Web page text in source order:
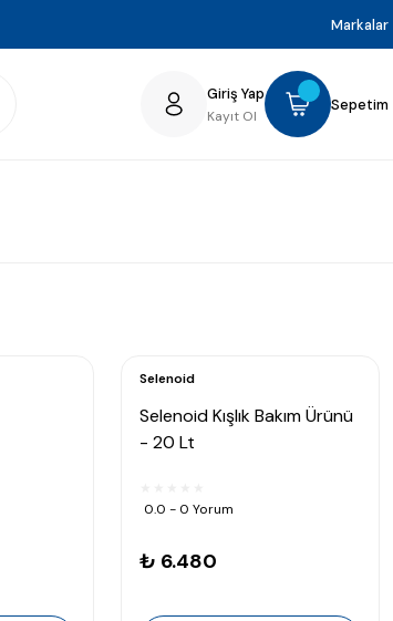
Markalar
Giriş Yap
Kayıt Ol
Sepetim
Selenoid
Selenoid Kışlık Bakım Ürünü
- 20 Lt
0.0 - 0 Yorum
₺ 6.480